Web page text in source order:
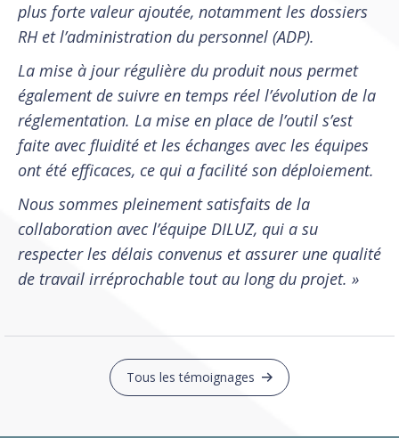
plus forte valeur ajoutée, notamment les dossiers
RH et l’administration du personnel (ADP).
La mise à jour régulière du produit nous permet
également de suivre en temps réel l’évolution de la
réglementation. La mise en place de l’outil s’est
faite avec fluidité et les échanges avec les équipes
ont été efficaces, ce qui a facilité son déploiement.
Nous sommes pleinement satisfaits de la
collaboration avec l’équipe DILUZ, qui a su
respecter les délais convenus et assurer une qualité
de travail irréprochable tout au long du projet. »
Tous les témoignages